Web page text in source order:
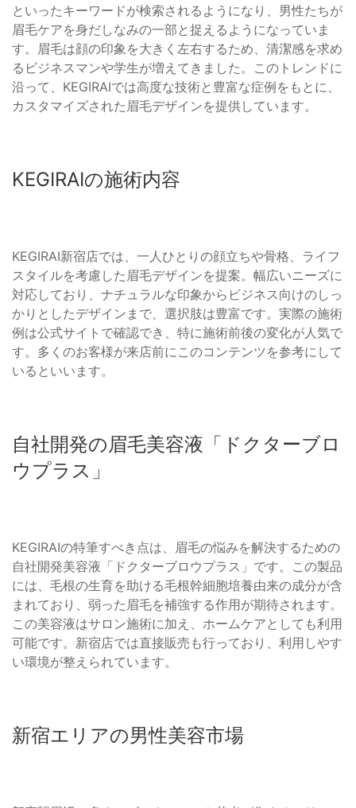
といったキーワードが検索されるようになり、男性たちが
眉毛ケアを身だしなみの一部と捉えるようになっていま
す。眉毛は顔の印象を大きく左右するため、清潔感を求め
るビジネスマンや学生が増えてきました。このトレンドに
沿って、KEGIRAIでは高度な技術と豊富な症例をもとに、
カスタマイズされた眉毛デザインを提供しています。
KEGIRAIの施術内容
KEGIRAI新宿店では、一人ひとりの顔立ちや骨格、ライフ
スタイルを考慮した眉毛デザインを提案。幅広いニーズに
対応しており、ナチュラルな印象からビジネス向けのしっ
かりとしたデザインまで、選択肢は豊富です。実際の施術
例は公式サイトで確認でき、特に施術前後の変化が人気で
す。多くのお客様が来店前にこのコンテンツを参考にして
いるといいます。
自社開発の眉毛美容液「ドクターブロ
ウプラス」
KEGIRAIの特筆すべき点は、眉毛の悩みを解決するための
自社開発美容液「ドクターブロウプラス」です。この製品
には、毛根の生育を助ける毛根幹細胞培養由来の成分が含
まれており、弱った眉毛を補強する作用が期待されます。
この美容液はサロン施術に加え、ホームケアとしても利用
可能です。新宿店では直接販売も行っており、利用しやす
い環境が整えられています。
新宿エリアの男性美容市場